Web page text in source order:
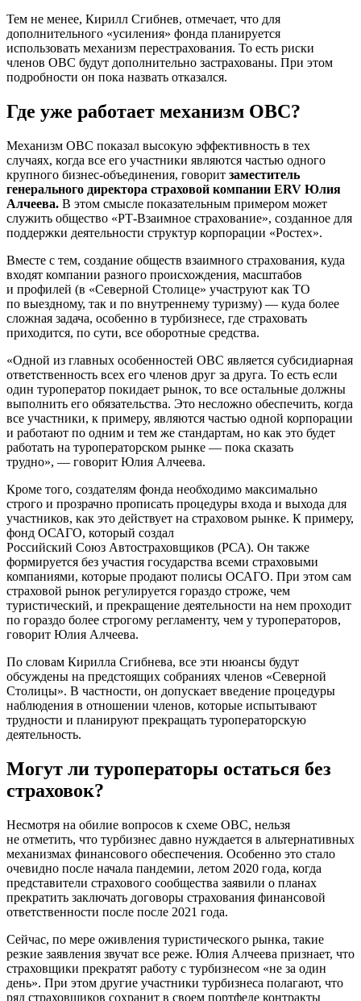
Тем не менее, Кирилл Сгибнев, отмечает, что для
дополнительного «усиления» фонда планируется
использовать механизм перестрахования. То есть риски
членов ОВС будут дополнительно застрахованы. При этом
подробности он пока назвать отказался.
Где уже работает механизм ОВС?
Механизм ОВС показал высокую эффективность в тех
случаях, когда все его участники являются частью одного
крупного бизнес-объединения, говорит заместитель
генерального директора страховой компании ERV Юлия
Алчеева. В этом смысле показательным примером может
служить общество «РТ-Взаимное страхование», созданное для
поддержки деятельности структур корпорации «Ростех».
Вместе с тем, создание обществ взаимного страхования, куда
входят компании разного происхождения, масштабов
и профилей (в «Северной Столице» участруют как ТО
по выездному, так и по внутреннему туризму) — куда более
сложная задача, особенно в турбизнесе, где страховать
приходится, по сути, все оборотные средства.
«Одной из главных особенностей ОВС является субсидиарная
ответственность всех его членов друг за друга. То есть если
один туроператор покидает рынок, то все остальные должны
выполнить его обязательства. Это несложно обеспечить, когда
все участники, к примеру, являются частью одной корпорации
и работают по одним и тем же стандартам, но как это будет
работать на туроператорском рынке — пока сказать
трудно», — говорит Юлия Алчеева.
Кроме того, создателям фонда необходимо максимально
строго и прозрачно прописать процедуры входа и выхода для
участников, как это действует на страховом рынке. К примеру,
фонд ОСАГО, который создал
Российский Союз Автостраховщиков (РСА). Он также
формируется без участия государства всеми страховыми
компаниями, которые продают полисы ОСАГО. При этом сам
страховой рынок регулируется гораздо строже, чем
туристический, и прекращение деятельности на нем проходит
по гораздо более строгому регламенту, чем у туроператоров,
говорит Юлия Алчеева.
По словам Кирилла Сгибнева, все эти нюансы будут
обсуждены на предстоящих собраниях членов «Северной
Столицы». В частности, он допускает введение процедуры
наблюдения в отношении членов, которые испытывают
трудности и планируют прекращать туроператорскую
деятельность.
Могут ли туроператоры остаться без
страховок?
Несмотря на обилие вопросов к схеме ОВС, нельзя
не отметить, что турбизнес давно нуждается в альтернативных
механизмах финансового обеспечения. Особенно это стало
очевидно после начала пандемии, летом 2020 года, когда
представители страхового сообщества заявили о планах
прекратить заключать договоры страхования финансовой
ответственности после после 2021 года.
Сейчас, по мере оживления туристического рынка, такие
резкие заявления звучат все реже. Юлия Алчеева признает, что
страховщики прекратят работу с турбизнесом «не за один
день». При этом другие участники турбизнеса полагают, что
ряд страховщиков сохранит в своем портфеле контракты